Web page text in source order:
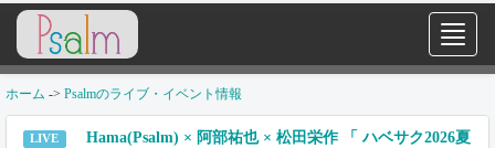
ホーム -> Psalmのライブ・イベント情報
LIVE
Hama(Psalm) × 阿部祐也 × 松田栄作 「 ハベサク2026夏